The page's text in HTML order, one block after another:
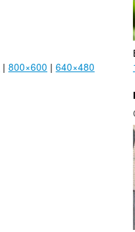
| 800×600 | 640×480